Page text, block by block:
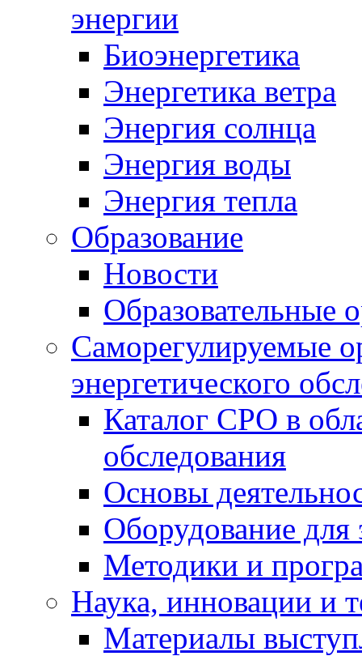
энергии
Биоэнергетика
Энергетика ветра
Энергия солнца
Энергия воды
Энергия тепла
Образование
Новости
Образовательные
Саморегулируемые
энергетического
Каталог СРО в
обследования
Основы
Оборудование для
Методики и
Наука, инновации и
Материалы